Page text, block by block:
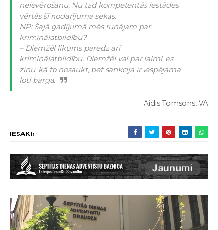
neievērošanu. Nu tad kompetentās iestādes
vērtēs šī nodarījuma sekas.
NP: Šajā gadījumā mēs runājam par
kriminālatbildību?
– Diemžēl likums paredz arī
kriminālatbildību. Diemžēl vai par laimi, es
zinu, kā to nosaukt, bet sankcija ir iespējama
ļoti barga.
Aidis Tomsons, VA
IESAKI: